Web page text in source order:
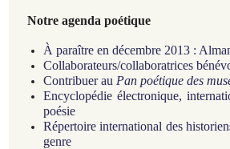
Notre agenda poétique
À paraître en décembre 2013 :
Collaborateurs/collaboratrices
Contribuer au Pan poétique des
Encyclopédie électronique,
poésie
Répertoire international des
genre